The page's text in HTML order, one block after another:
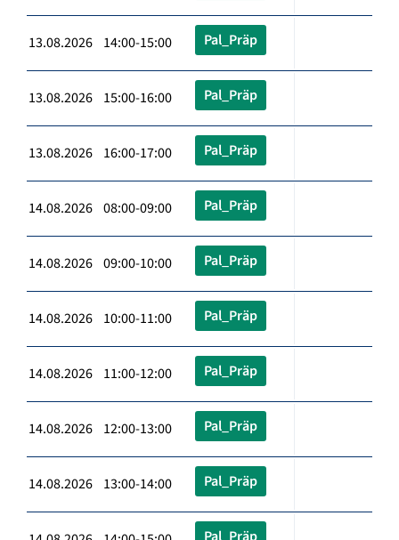
13.08.2026 14:00-15:00 Pal_Präp
13.08.2026 15:00-16:00 Pal_Präp
13.08.2026 16:00-17:00 Pal_Präp
14.08.2026 08:00-09:00 Pal_Präp
14.08.2026 09:00-10:00 Pal_Präp
14.08.2026 10:00-11:00 Pal_Präp
14.08.2026 11:00-12:00 Pal_Präp
14.08.2026 12:00-13:00 Pal_Präp
14.08.2026 13:00-14:00 Pal_Präp